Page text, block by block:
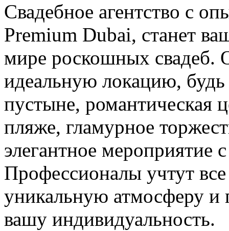
Свадебное агентство с
Premium Dubai, станет
мире роскошных свадеб.
идеальную локацию,
пустыне, романтическая
пляже, гламурное
элегантное мероприятие
Профессионалы учтут
уникальную атмосферу и
вашу индивидуальность.